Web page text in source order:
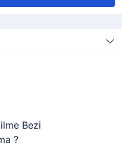
Bezi
?